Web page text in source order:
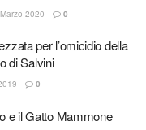
2020 0
per l’omicidio della
di Salvini
0
e il Gatto Mammone